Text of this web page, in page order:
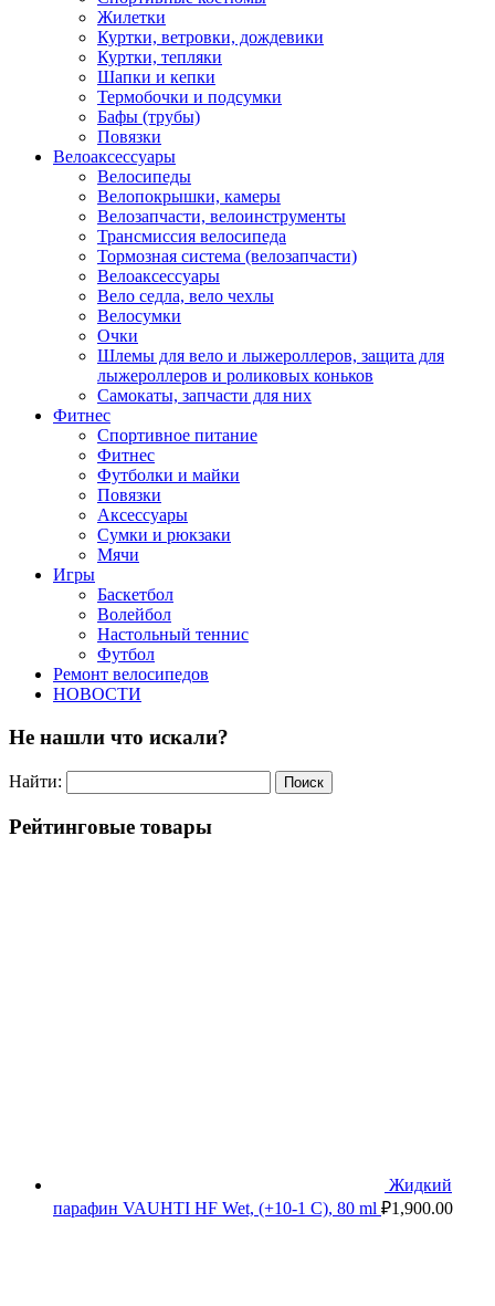
Жилетки
Куртки, ветровки, дождевики
Куртки, тепляки
Шапки и кепки
Термобочки и подсумки
Бафы (трубы)
Повязки
Велоаксессуары
Велосипеды
Велопокрышки, камеры
Велозапчасти, велоинструменты
Трансмиссия велосипеда
Тормозная система (велозапчасти)
Велоаксессуары
Вело седла, вело чехлы
Велосумки
Очки
Шлемы для вело и лыжероллеров, защита для
лыжероллеров и роликовых коньков
Самокаты, запчасти для них
Фитнес
Спортивное питание
Фитнес
Футболки и майки
Повязки
Аксессуары
Сумки и рюкзаки
Мячи
Игры
Баскетбол
Волейбол
Настольный теннис
Футбол
Ремонт велосипедов
НОВОСТИ
Не нашли что искали?
Найти:
Рейтинговые товары
Жидкий
парафин VAUHTI HF Wet, (+10-1 C), 80 ml ₽1,900.00